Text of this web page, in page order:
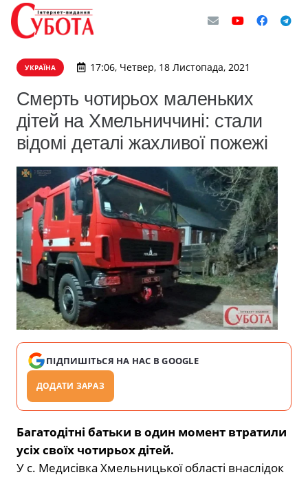
УКРАЇНА 17:06, Четвер, 18 Листопада, 2021
Смерть чотирьох маленьких
дітей на Хмельниччині: стали
відомі деталі жахливої пожежі
ПІДПИШІТЬСЯ НА НАС В GOOGLE
ДОДАТИ ЗАРАЗ
Багатодітні батьки в один момент втратили
усіх своїх чотирьох дітей.
У с. Медисівка Хмельницької області внаслідок